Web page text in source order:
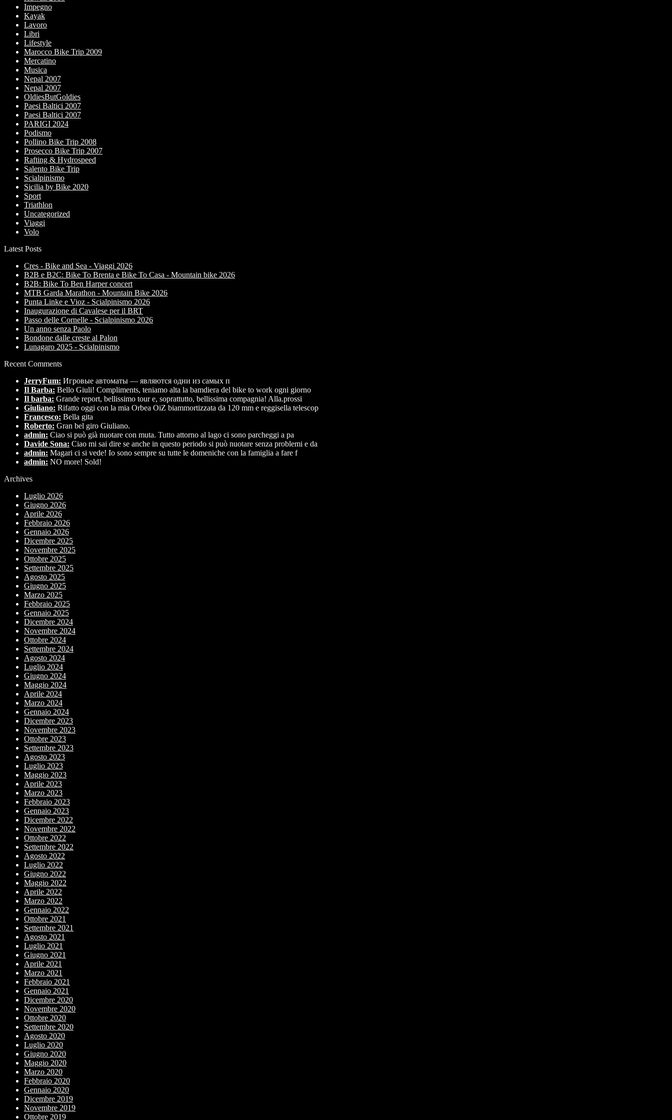
Impegno
Kayak
Lavoro
Libri
Lifestyle
Marocco Bike Trip 2009
Mercatino
Musica
Nepal 2007
Nepal 2007
OldiesButGoldies
Paesi Baltici 2007
Paesi Baltici 2007
PARIGI 2024
Podismo
Pollino Bike Trip 2008
Prosecco Bike Trip 2007
Rafting & Hydrospeed
Salento Bike Trip
Scialpinismo
Sicilia by Bike 2020
Sport
Triathlon
Uncategorized
Viaggi
Volo
Latest Posts
Cres - Bike and Sea - Viaggi 2026
B2B e B2C: Bike To Brenta e Bike To Casa - Mountain bike 2026
B2B: Bike To Ben Harper concert
MTB Garda Marathon - Mountain Bike 2026
Punta Linke e Vioz - Scialpinismo 2026
Inaugurazione di Cavalese per il BRT
Passo delle Cornelle - Scialpinismo 2026
Un anno senza Paolo
Bondone dalle creste al Palon
Lunagaro 2025 - Scialpinismo
Recent Comments
JerryFum: Игровые автоматы — являются одни из самых п
Il Barba: Bello Giuli! Compliments, teniamo alta la bamdiera del bike to work ogni giorno
Il barba: Grande report, bellissimo tour e, soprattutto, bellissima compagnia! Alla.prossi
Giuliano: Rifatto oggi con la mia Orbea OiZ biammortizzata da 120 mm e reggisella telescop
Francesco: Bella gita
Roberto: Gran bel giro Giuliano.
admin: Ciao si può già nuotare con muta. Tutto attorno al lago ci sono parcheggi a pa
Davide Sona: Ciao mi sai dire se anche in questo periodo si può nuotare senza problemi e da
admin: Magari ci si vede! Io sono sempre su tutte le domeniche con la famiglia a fare f
admin: NO more! Sold!
Archives
Luglio 2026
Giugno 2026
Aprile 2026
Febbraio 2026
Gennaio 2026
Dicembre 2025
Novembre 2025
Ottobre 2025
Settembre 2025
Agosto 2025
Giugno 2025
Marzo 2025
Febbraio 2025
Gennaio 2025
Dicembre 2024
Novembre 2024
Ottobre 2024
Settembre 2024
Agosto 2024
Luglio 2024
Giugno 2024
Maggio 2024
Aprile 2024
Marzo 2024
Gennaio 2024
Dicembre 2023
Novembre 2023
Ottobre 2023
Settembre 2023
Agosto 2023
Luglio 2023
Maggio 2023
Aprile 2023
Marzo 2023
Febbraio 2023
Gennaio 2023
Dicembre 2022
Novembre 2022
Ottobre 2022
Settembre 2022
Agosto 2022
Luglio 2022
Giugno 2022
Maggio 2022
Aprile 2022
Marzo 2022
Gennaio 2022
Ottobre 2021
Settembre 2021
Agosto 2021
Luglio 2021
Giugno 2021
Aprile 2021
Marzo 2021
Febbraio 2021
Gennaio 2021
Dicembre 2020
Novembre 2020
Ottobre 2020
Settembre 2020
Agosto 2020
Luglio 2020
Giugno 2020
Maggio 2020
Marzo 2020
Febbraio 2020
Gennaio 2020
Dicembre 2019
Novembre 2019
Ottobre 2019